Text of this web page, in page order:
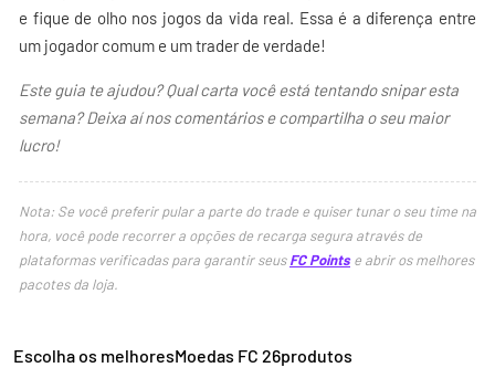
e fique de olho nos jogos da vida real. Essa é a diferença entre
um jogador comum e um trader de verdade!
Este guia te ajudou? Qual carta você está tentando snipar esta
semana? Deixa aí nos comentários e compartilha o seu maior
lucro!
Nota: Se você preferir pular a parte do trade e quiser tunar o seu time na
hora, você pode recorrer a opções de recarga segura através de
plataformas verificadas para garantir seusFC Pointse abrir os melhores
pacotes da loja.
Escolha os melhoresMoedas FC 26produtos